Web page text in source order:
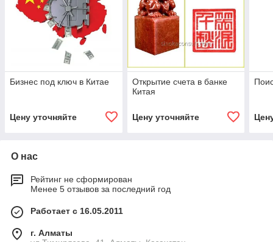
Бизнес под ключ в Китае
Цену уточняйте
Открытие счета в банке
Китая
Цену уточняйте
О нас
Рейтинг не сформирован
Менее 5 отзывов за последний год
Работает с 16.05.2011
г. Алматы